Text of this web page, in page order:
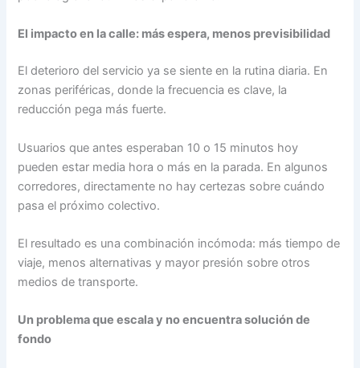
El impacto en la calle: más espera, menos previsibilidad
El deterioro del servicio ya se siente en la rutina diaria. En
zonas periféricas, donde la frecuencia es clave, la
reducción pega más fuerte.
Usuarios que antes esperaban 10 o 15 minutos hoy
pueden estar media hora o más en la parada. En algunos
corredores, directamente no hay certezas sobre cuándo
pasa el próximo colectivo.
El resultado es una combinación incómoda: más tiempo de
viaje, menos alternativas y mayor presión sobre otros
medios de transporte.
Un problema que escala y no encuentra solución de
fondo